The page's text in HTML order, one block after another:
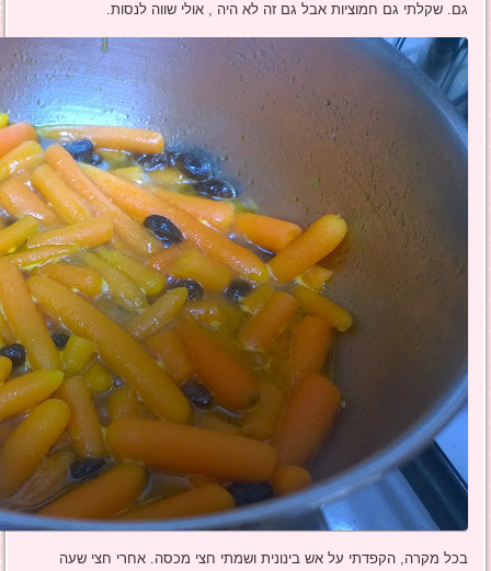
גם. שקלתי גם חמוציות אבל גם זה לא היה , אולי שווה לנסות.
בכל מקרה, הקפדתי על אש בינונית ושמתי חצי מכסה. אחרי חצי שעה